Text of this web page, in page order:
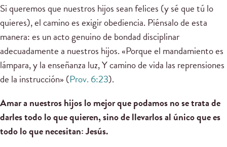
Si queremos que nuestros hijos sean felices (y sé que tú lo
quieres), el camino es exigir obediencia. Piénsalo de esta
manera: es un acto genuino de bondad disciplinar
adecuadamente a nuestros hijos. «Porque el mandamiento es
lámpara, y la enseñanza luz, Y camino de vida las reprensiones
de la instrucción» (Prov. 6:23).
Amar a nuestros hijos lo mejor que podamos no se trata de
darles todo lo que quieren, sino de llevarlos al único que es
todo lo que necesitan: Jesús.